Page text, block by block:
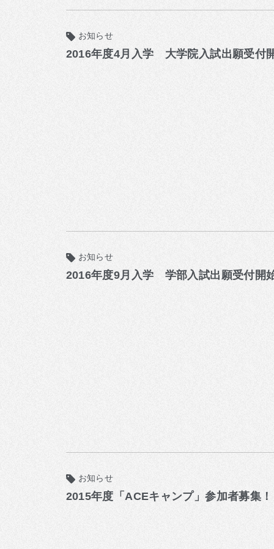
お知らせ
2016年度4月入学 大学院入試出願受付
お知らせ
2016年度9月入学 学部入試出願受付開
お知らせ
2015年度「ACEキャンプ」参加者募集！